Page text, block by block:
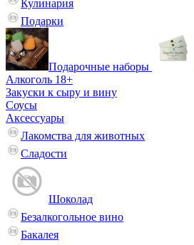
Кулинария
Подарки
Подарочные наборы
Алкоголь 18+
Закуски к сыру и вину
Соусы
Аксессуары
Лакомства для животных
Сладости
Шоколад
Безалкогольное вино
Бакалея